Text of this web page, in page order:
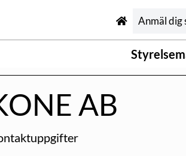
Anmäl dig
AB